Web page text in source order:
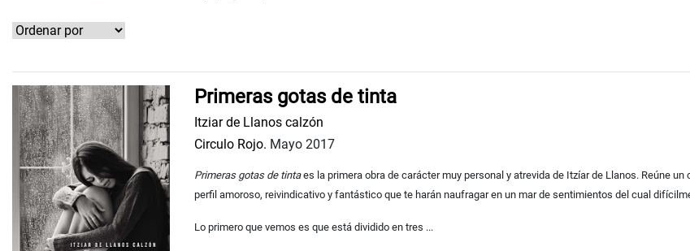
Primeras gotas de tinta
Itziar de Llanos calzón
Circulo Rojo. Mayo 2017
Primeras gotas de tintaes la primera obra de carácter muy personal y atrevida de Itzíar de Llanos. Reúne
perfil amoroso, reivindicativo y fantástico que te harán naufragar en un mar de sentimientos del cual
Lo primero que vemos es que está dividido en tres ...